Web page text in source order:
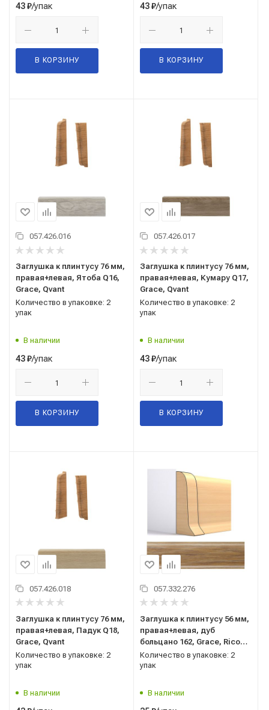
43₽/упак
В КОРЗИНУ
43₽/упак
В КОРЗИНУ
057.426.016
Заглушка к плинтусу 76 мм,
правая+левая, Ятоба Q16,
Grace, Qvant
Количество в упаковке: 2
упак
В наличии
43₽/упак
В КОРЗИНУ
057.426.017
Заглушка к плинтусу 76 мм,
правая+левая, Кумару Q17,
Grace, Qvant
Количество в упаковке: 2
упак
В наличии
43₽/упак
В КОРЗИНУ
057.426.018
Заглушка к плинтусу 76 мм,
правая+левая, Падук Q18,
Grace, Qvant
Количество в упаковке: 2
упак
В наличии
057.332.276
Заглушка к плинтусу 56 мм,
правая+левая, дуб
больцано 162, Grace, Rico
Leo
Количество в упаковке: 2
упак
В наличии